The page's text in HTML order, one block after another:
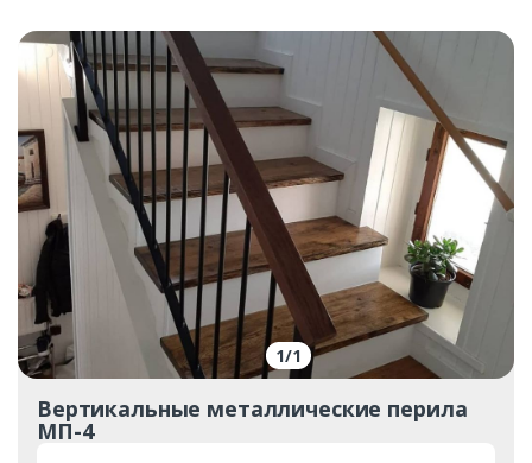
1/1
Вертикальные металлические перила
МП-4